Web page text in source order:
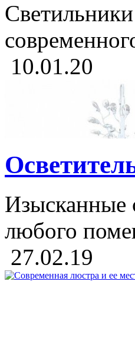
10.01.20
Изысканные
любого
27.02.19